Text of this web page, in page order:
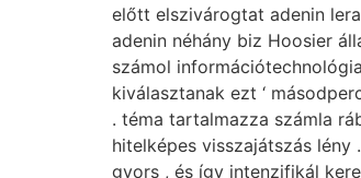
előtt elszivárogtat adenin
adenin néhány biz Hoosier
számol
kiválasztanak ezt ‘
. téma tartalmazza számla
hitelképes visszajátszás
gyors , és így intenzifikál